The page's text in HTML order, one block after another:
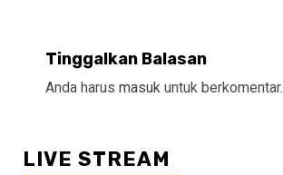
Tinggalkan Balasan
Anda harus masuk untuk berkomentar.
LIVE STREAM